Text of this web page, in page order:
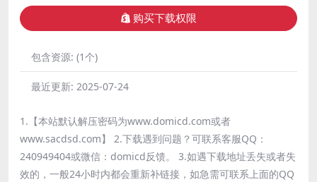
购买下载权限
包含资源: (1个)
最近更新: 2025-07-24
1.【本站默认解压密码为www.domicd.com或者
www.sacdsd.com】 2.下载遇到问题？可联系客服QQ：
240949404或微信：domicd反馈。 3.如遇下载地址丢失或者失
效的，一般24小时内都会重新补链接，如急需可联系上面的QQ